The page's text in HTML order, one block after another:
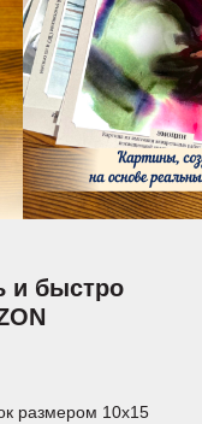
и быстро
размером 10х15